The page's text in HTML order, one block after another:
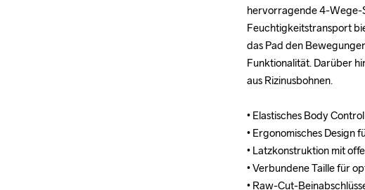
hervorragende 4-Wege-
Feuchtigkeitstransport
das Pad den
Funktionalität. Darüber
aus Rizinusbohnen.
• Elastisches Body
• Ergonomisches Design
• Latzkonstruktion mit
• Verbundene Taille für
• Raw-Cut-
hervorragende 4-Wege-
Feuchtigkeitstransport
das Pad den
Funktionalität. Darüber
aus Rizinusbohnen.
• Elastisches Body
• Ergonomisches Design
• Latzkonstruktion mit
• Verbundene Taille für
• Raw-Cut-